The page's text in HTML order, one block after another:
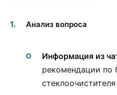
Анализ вопроса
Информация из
рекомендации по